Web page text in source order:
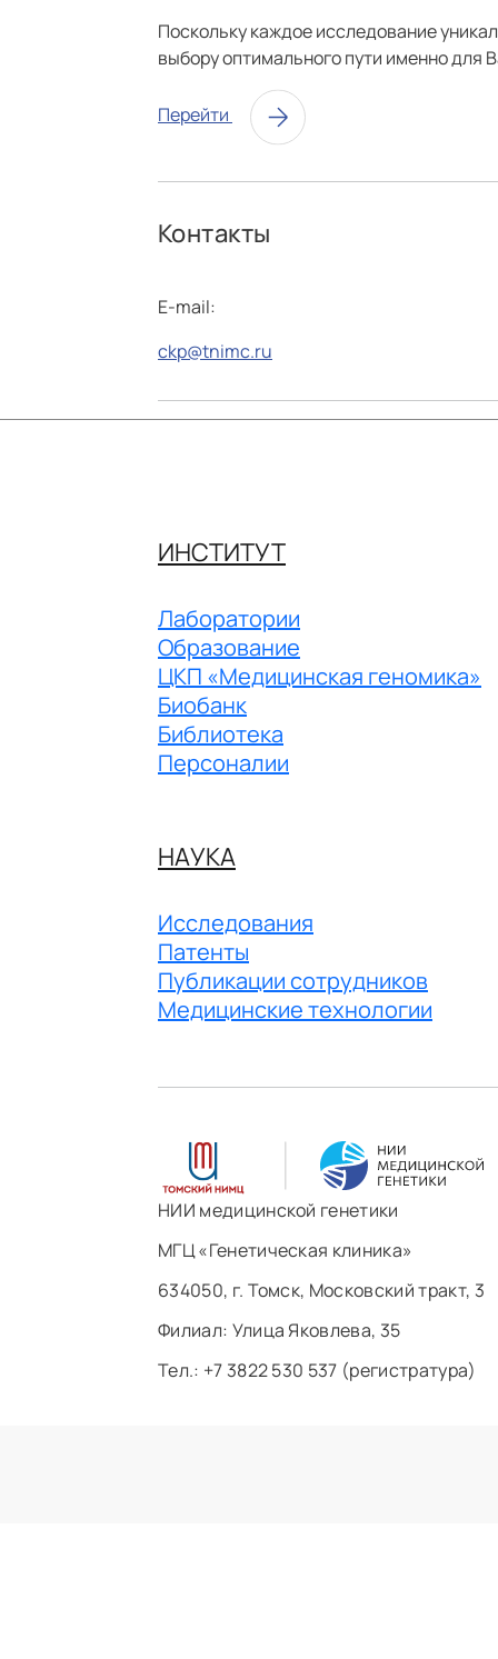
Поскольку каждое исследование
выбору оптимального пути именно для
Перейти
Контакты
E-mail:
ckp@tnimc.ru
ИНСТИТУТ
Лаборатории
Образование
ЦКП «Медицинская геномика»
Биобанк
Библиотека
Персоналии
НАУКА
Исследования
Патенты
Публикации сотрудников
Медицинские технологии
НИИ медицинской генетики
МГЦ «Генетическая клиника»
634050, г. Томск, Московский тракт, 3
Филиал: ​Улица Яковлева, 35
Тел.: +7 3822 530 537 (регистратура)